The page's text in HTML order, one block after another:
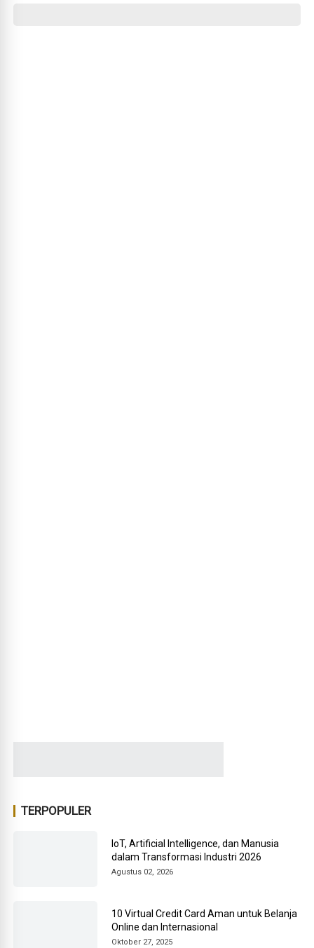
TERPOPULER
IoT, Artificial Intelligence, dan Manusia
dalam Transformasi Industri 2026
Agustus 02, 2026
10 Virtual Credit Card Aman untuk Belanja
Online dan Internasional
Oktober 27, 2025